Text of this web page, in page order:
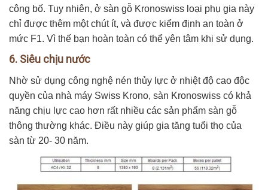
công bố. Tuy nhiên, ở sàn gỗ Kronoswiss loại phụ gia này
chỉ được thêm một chút ít, và được kiểm định an toàn ở
mức F1. Vì thế bạn hoàn toàn có thể yên tâm khi sử dụng.
6. Siêu chịu nước
Nhờ sử dụng công nghệ nén thủy lực ở nhiệt độ cao độc
quyền của nhà máy Swiss Krono, sàn Kronoswiss có khả
năng chịu lực cao hơn rất nhiều các sản phẩm sàn gỗ
thông thường khác. Điều này giúp gia tăng tuổi thọ của
sàn từ 20- 30 năm.